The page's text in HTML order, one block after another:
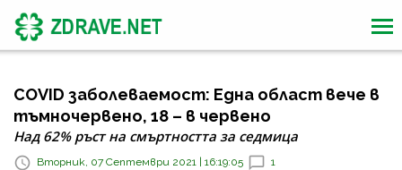
COVID заболеваемост: Една област вече в
тъмночервено, 18 – в червено
Над 62% ръст на смъртността за седмица
Вторник, 07 Септември 2021 | 16:19:05 1